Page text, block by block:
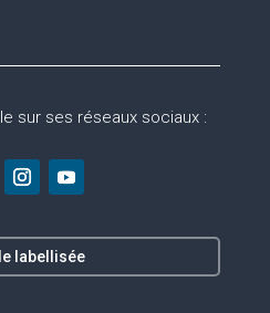
sur ses réseaux sociaux :
labellisée